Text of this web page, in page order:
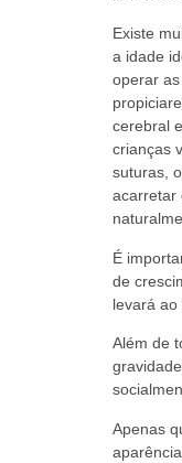
Existe
a idade
operar
cerebral
crianças
suturas,
acarretar
É
de
levará ao
Além de
Apenas